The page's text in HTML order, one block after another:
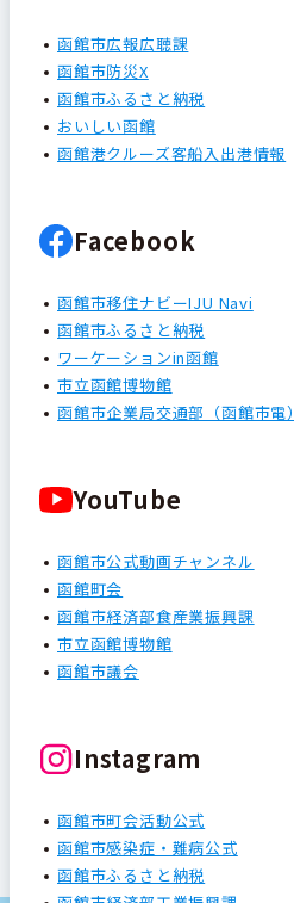
函館市広報広聴課
函館市防災X
函館市ふるさと納税
おいしい函館
函館港クルーズ客船入出港情報
Facebook
函館市移住ナビーIJU Navi
函館市ふるさと納税
ワーケーションin函館
市立函館博物館
函館市企業局交通部（函館市電）
YouTube
函館市公式動画チャンネル
函館町会
函館市経済部食産業振興課
市立函館博物館
函館市議会
Instagram
函館市町会活動公式
函館市感染症・難病公式
函館市ふるさと納税